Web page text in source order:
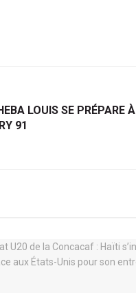
LOUIS SE PRÉPARE À
91